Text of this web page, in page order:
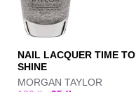
NAIL LACQUER TIME TO
SHINE
MORGAN TAYLOR